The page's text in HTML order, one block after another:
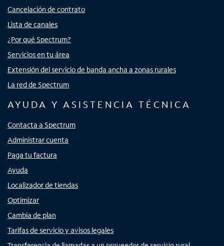
Cancelación de contrato
Lista de canales
¿Por qué Spectrum?
Servicios en tu área
Extensión del servicio de banda ancha a zonas rurales
La red de Spectrum
AYUDA Y ASISTENCIA TÉCNICA
Contacta a Spectrum
Administrar cuenta
Paga tu factura
Ayuda
Localizador de tiendas
Optimizar
Cambia de plan
Tarifas de servicio y avisos legales